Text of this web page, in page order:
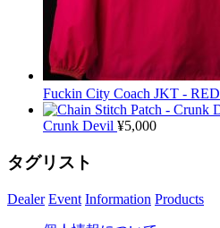
Fuckin City Coach JKT - RED
Crunk Devil ¥5,000
タグリスト
Dealer Event Information Products